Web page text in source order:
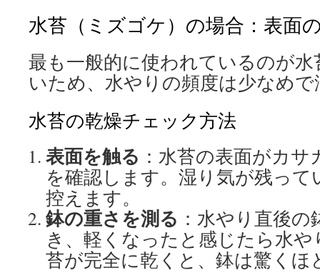
水苔（ミズゴケ）の場合：表面
最も一般的に使われているのが
いため、水やりの頻度は少なめ
水苔の乾燥チェック方法
表面を触る ：水苔の表面がカ
を確認します。湿り気が残っ
控えます。
鉢の重さを測る ：水やり直後
き、軽くなったと感じたら水
苔が完全に乾くと、鉢は驚くほ